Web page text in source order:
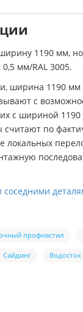
1190 мм,
мм/RAL 3005.
ширина 1190
с
с шириной
по
локальных
профнастил
Сайдинг Водосток